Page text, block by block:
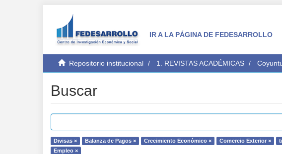
IR A LA PÁGINA DE FEDESARROLLO
Repositorio institucional 1. REVISTAS ACADÉMICAS
Buscar
Divisas × Balanza de Pagos × Crecimiento Económico × Comercio Exterior ×
Empleo ×